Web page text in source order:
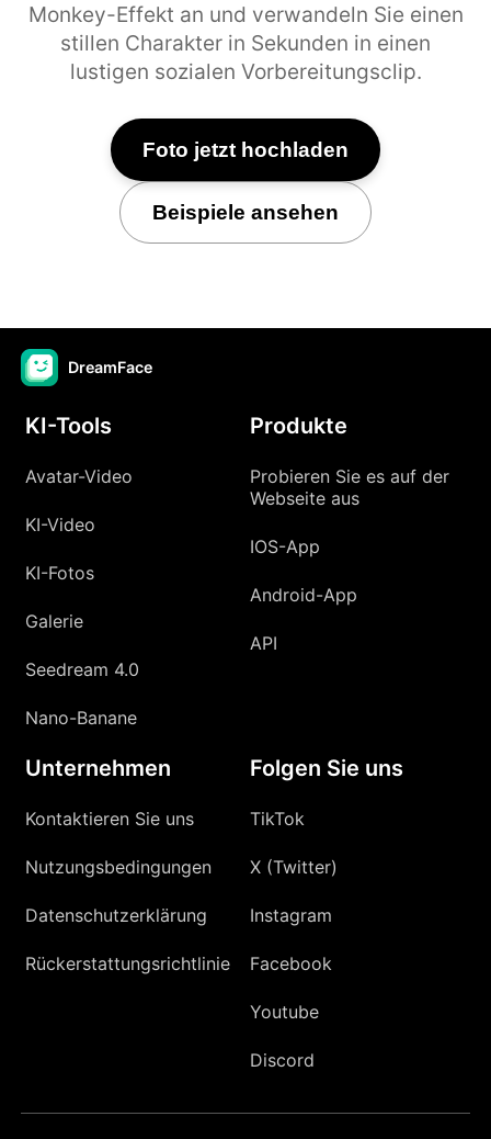
Monkey-Effekt an und verwandeln Sie einen
stillen Charakter in Sekunden in einen
lustigen sozialen Vorbereitungsclip.
Foto jetzt hochladen
Beispiele ansehen
DreamFace
KI-Tools
Avatar-Video
KI-Video
KI-Fotos
Galerie
Seedream 4.0
Nano-Banane
Produkte
Probieren Sie es auf der
Webseite aus
IOS-App
Android-App
API
Unternehmen
Kontaktieren Sie uns
Nutzungsbedingungen
Datenschutzerklärung
Rückerstattungsrichtlinie
Folgen Sie uns
TikTok
X (Twitter)
Instagram
Facebook
Youtube
Discord